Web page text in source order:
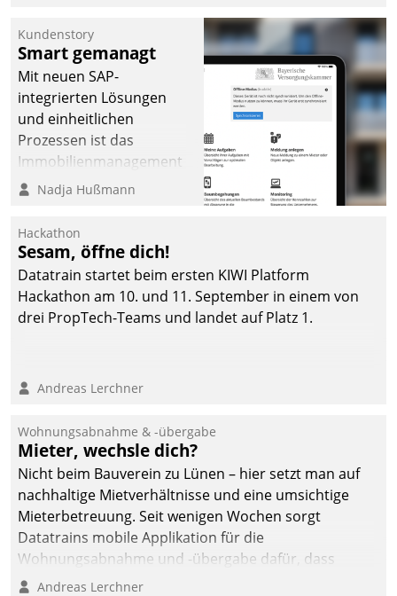
Kundenstory
Smart gemanagt
Mit neuen SAP-
integrierten Lösungen
und einheitlichen
Prozessen ist das
Immobilienmanagement
der Bayerischen
Ressort Kapitalanlage für
künftige Aufgaben und
Herausforderungen
gerüstet.
Nadja Hußmann
Hackathon
Sesam, öffne dich!
Datatrain startet beim ersten KIWI Platform
Hackathon am 10. und 11. September in einem von
drei PropTech-Teams und landet auf Platz 1.
Andreas Lerchner
Wohnungsabnahme & -übergabe
Mieter, wechsle dich?
Nicht beim Bauverein zu Lünen – hier setzt man auf
nachhaltige Mietverhältnisse und eine umsichtige
Mieterbetreuung. Seit wenigen Wochen sorgt
Datatrains mobile Applikation für die
Wohnungsabnahme und -übergabe dafür, dass
Mieter wohlgeordnet kommen und, so es sein muss,
Andreas Lerchner